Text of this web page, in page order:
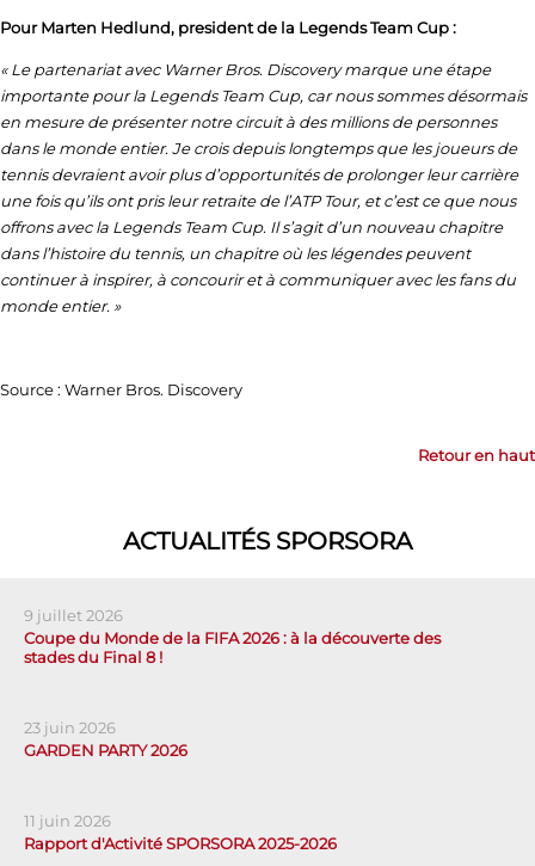
Pour Marten Hedlund, president de la Legends Team Cup :
« Le partenariat avec Warner Bros. Discovery marque une étape
importante pour la Legends Team Cup, car nous sommes désormais
en mesure de présenter notre circuit à des millions de personnes
dans le monde entier. Je crois depuis longtemps que les joueurs de
tennis devraient avoir plus d’opportunités de prolonger leur carrière
une fois qu’ils ont pris leur retraite de l’ATP Tour, et c’est ce que nous
offrons avec la Legends Team Cup. Il s’agit d’un nouveau chapitre
dans l’histoire du tennis, un chapitre où les légendes peuvent
continuer à inspirer, à concourir et à communiquer avec les fans du
monde entier. »
Source : Warner Bros. Discovery
Retour en haut
ACTUALITÉS SPORSORA
9 juillet 2026
Coupe du Monde de la FIFA 2026 : à la découverte des
stades du Final 8 !
23 juin 2026
GARDEN PARTY 2026
11 juin 2026
Rapport d'Activité SPORSORA 2025-2026